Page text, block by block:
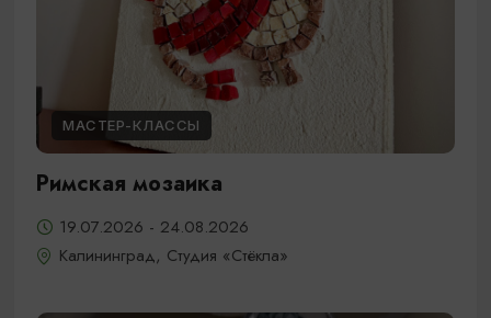
МАСТЕР-КЛАССЫ
Римская мозаика
19.07.2026 - 24.08.2026
Калининград, Студия «Стёкла»